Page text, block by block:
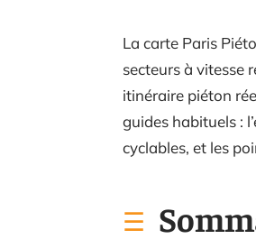
La carte Paris
secteurs à vitesse
itinéraire piéton
guides habituels :
cyclables, et les